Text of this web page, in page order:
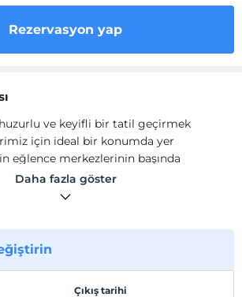
Rezervasyon yap
ve keyifli bir tatil geçirmek
için ideal bir konumda yer
eğlence merkezlerinin başında
market ve restoranlara yürüme
sadece 2 km uzaklıkta olması
TV, gardırop, klima, ısıtma,
Daha fazla göster
Çıkış tarihi